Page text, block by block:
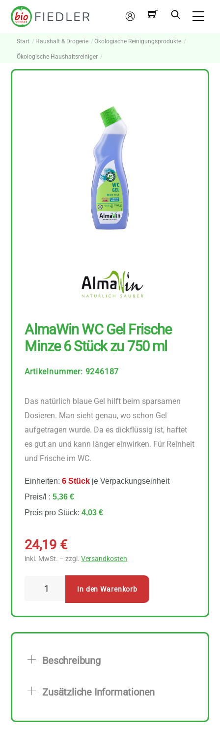
Skip
Mein
Konto
Start Haushalt & Drogerie Ökologische Reinigungsprodukte
Ökologische Haushaltsreiniger
AlmaWin WC Gel Frische
Minze 6 Stück zu 750 ml
Artikelnummer: 9246187
Das natürlich blaue Gel hilft beim sparsamen
Dosieren. Man sieht genau, wo schon Gel
aufgetragen wurde. Da es dickflüssig ist, haftet
es gut an und kann länger einwirken. Für Reinheit
und Frische im WC.
Einheiten:6 Stück je Verpackungseinheit
Preis/l :5,36 €
Preis pro Stück:4,03 €
24,19 €
inkl. MwSt. – zzgl.Versandkosten
750
Menge
In den Warenkorb
Beschreibung
Zusätzliche Informationen